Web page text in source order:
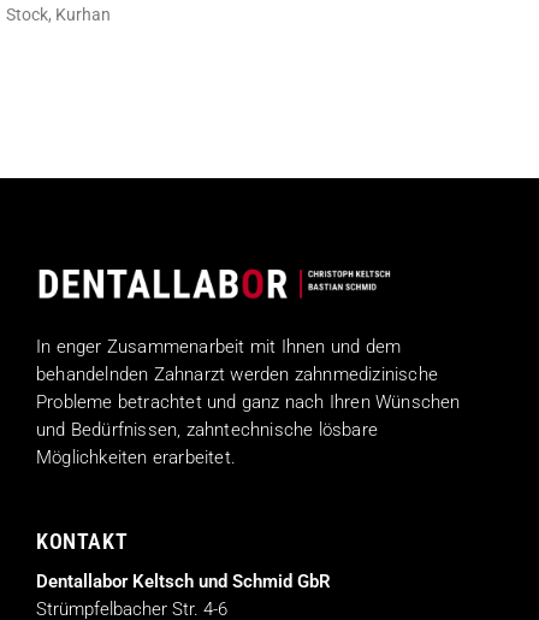
Stock, Kurhan
In enger Zusammenarbeit mit Ihnen und dem
behandelnden Zahnarzt werden zahnmedizinische
Probleme betrachtet und ganz nach Ihren Wünschen
und Bedürfnissen, zahntechnische lösbare
Möglichkeiten erarbeitet.
KONTAKT
Dentallabor Keltsch und Schmid GbR
Strümpfelbacher Str. 4-6